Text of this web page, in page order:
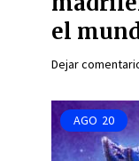
el
Dejar
AGO 20